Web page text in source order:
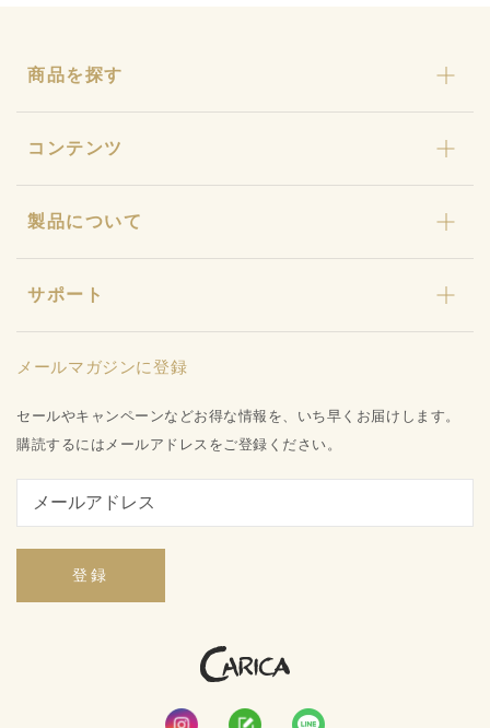
商品を探す
おまとめセット
わんにゃんカリカ
カリカ石鹸・カリカ浴
ギフト
キャンペーン
コンテンツ
ストーリー
カリカセラピ定期便
カリカセラピ定期便のご利用ガイド
お知らせ
お問い合わせ
製品について
店舗型販売店様募集
品質保証への取り組み
サポート
特定商取引法に基づく表記
会社概要
ご利用ガイド
メールマガジンに登録
セールやキャンペーンなどお得な情報を、いち早くお届けします。
購読するにはメールアドレスをご登録ください。
登録